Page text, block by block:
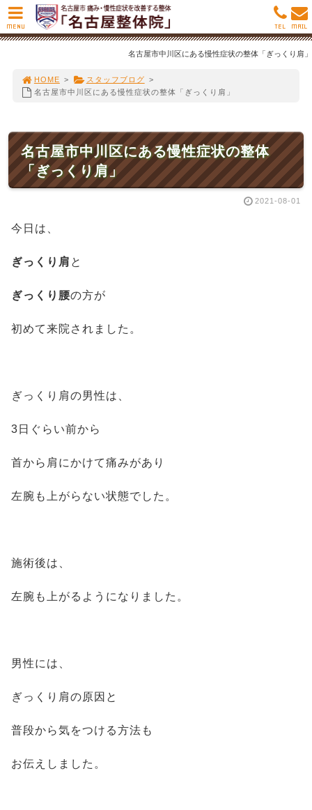
名古屋市中川区にある慢性症状の整体「ぎっくり肩」
HOME > スタッフブログ >
名古屋市中川区にある慢性症状の整体「ぎっくり肩」
名古屋市中川区にある慢性症状の整体
「ぎっくり肩」
2021-08-01
今日は、
ぎっくり肩 と
ぎっくり腰の方が
初めて来院されました。
ぎっくり肩の男性は、
3日ぐらい前から
首から肩にかけて痛みがあり
左腕も上がらない状態でした。
施術後は、
左腕も上がるようになりました。
男性には、
ぎっくり肩の原因と
普段から気をつける方法も
お伝えしました。
MENU MAIL
TEL